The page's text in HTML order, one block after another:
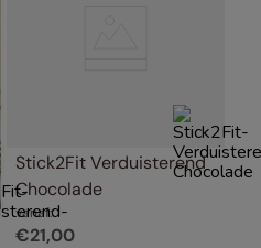
Stick2Fit Verduisterend
Chocolade
vanaf:
€21,00